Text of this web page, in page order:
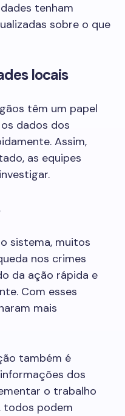
tenham
sobre o que
locais
têm um papel
dados dos
Assim,
as equipes
sistema, muitos
nos crimes
da ação rápida e
Com esses
mais
também é
dos
o trabalho
todos podem